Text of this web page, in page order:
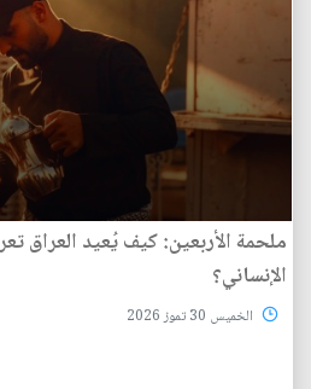
ملحمة الأربعين: كيف يُعيد العراق
الإنساني؟
الخميس 30 تموز 2026